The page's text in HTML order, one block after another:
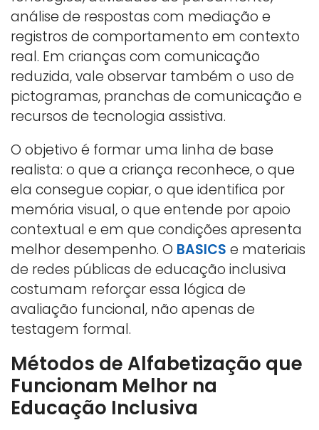
análise de respostas com mediação e
registros de comportamento em contexto
real. Em crianças com comunicação
reduzida, vale observar também o uso de
pictogramas, pranchas de comunicação e
recursos de tecnologia assistiva.
O objetivo é formar uma linha de base
realista: o que a criança reconhece, o que
ela consegue copiar, o que identifica por
memória visual, o que entende por apoio
contextual e em que condições apresenta
melhor desempenho. O BASICS e materiais
de redes públicas de educação inclusiva
costumam reforçar essa lógica de
avaliação funcional, não apenas de
testagem formal.
Métodos de Alfabetização que
Funcionam Melhor na
Educação Inclusiva